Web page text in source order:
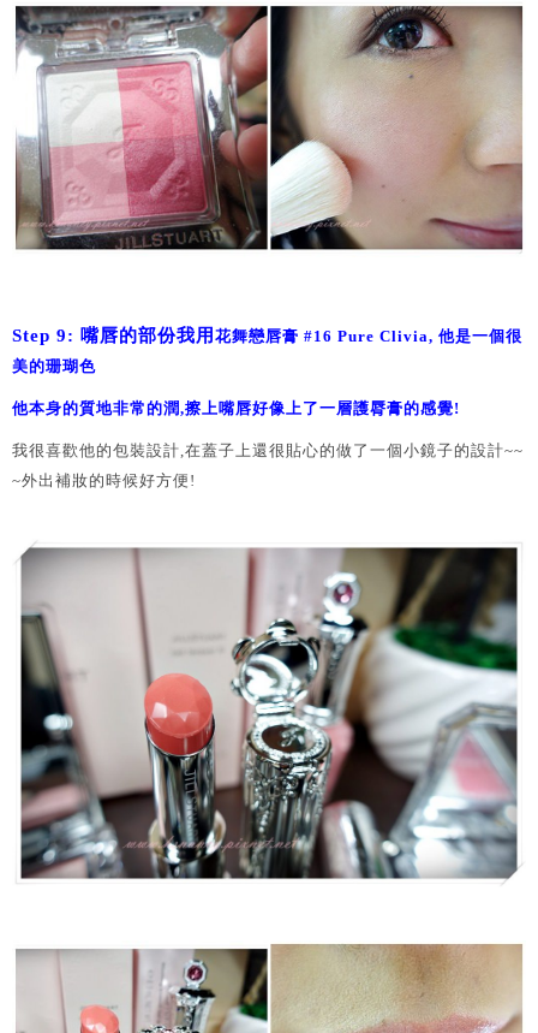
Step 9: 嘴唇的部份我用 花舞戀唇膏 #16 Pure Clivia, 他是一個很
美的珊瑚色
他本身的質地非常的潤,擦上嘴唇好像上了一層護脣膏的感覺!
我很喜歡他的包裝設計,在蓋子上還很貼心的做了一個小鏡子的設計~~
~外出補妝的時候好方便!